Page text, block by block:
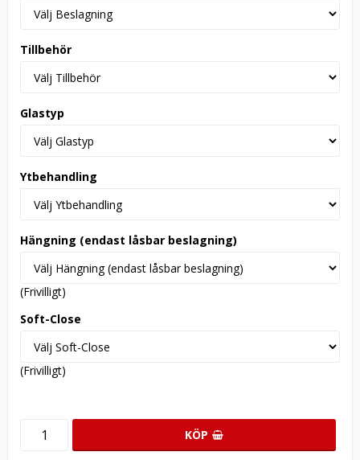
Tillbehör
Glastyp
Ytbehandling
Hängning (endast låsbar beslagning)
(Frivilligt)
Soft-Close
(Frivilligt)
KÖP